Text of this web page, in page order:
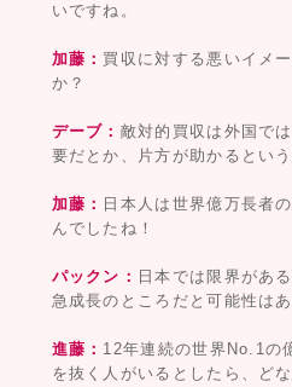
いですね。
加藤： 買収に対する悪いイメ
か？
デーブ： 敵対的買収は外国で
要だとか、片方が助かるとい
加藤： 日本人は世界億万長者
んでしたね！
パックン： 日本では限界があ
急成長のところだと可能性は
進藤： 12年連続の世界No.1の
を抜く人がいるとしたら、ど